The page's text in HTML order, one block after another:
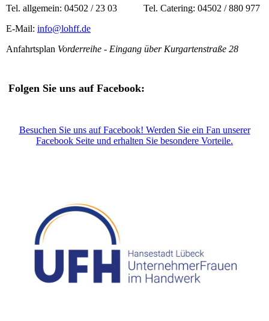
Tel. allgemein: 04502 / 23 03 Tel. Catering: 04502 / 880 977
E-Mail: info@lohff.de
Anfahrtsplan Vorderreihe - Eingang über Kurgartenstraße 28
Folgen Sie uns auf Facebook:
Besuchen Sie uns auf Facebook! Werden Sie ein Fan unserer
Facebook Seite und erhalten Sie besondere Vorteile.